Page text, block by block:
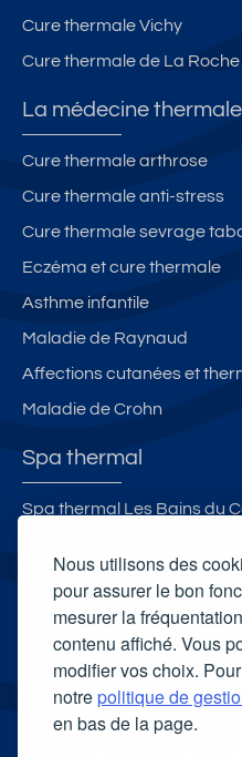
Nous utilisons des
pour assurer le bon
mesurer la
contenu affiché. Vous
modifier vos choix.
notrepolitique de
en bas de la page.
Cure thermale Vichy
Cure thermale de La
La médecine thermale
Cure thermale arthrose
Cure thermale anti-stress
Cure thermale sevrage
Eczéma et cure thermale
Asthme infantile
Maladie de Raynaud
Affections cutanées et
Maladie de Crohn
Spa thermal
Spa thermal Les Bains du
Spa Thermal Chevalley
Carte cadeau spa Vichy
Carte cadeau spa
Carte cadeau spa Saubusse